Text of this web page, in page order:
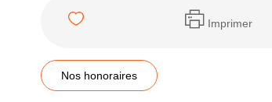
Imprimer
Nos honoraires